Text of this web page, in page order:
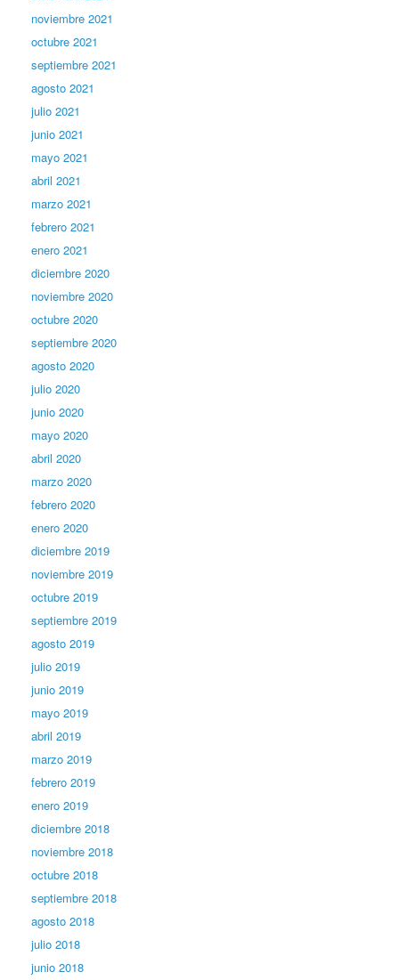
noviembre 2021
octubre 2021
septiembre 2021
agosto 2021
julio 2021
junio 2021
mayo 2021
abril 2021
marzo 2021
febrero 2021
enero 2021
diciembre 2020
noviembre 2020
octubre 2020
septiembre 2020
agosto 2020
julio 2020
junio 2020
mayo 2020
abril 2020
marzo 2020
febrero 2020
enero 2020
diciembre 2019
noviembre 2019
octubre 2019
septiembre 2019
agosto 2019
julio 2019
junio 2019
mayo 2019
abril 2019
marzo 2019
febrero 2019
enero 2019
diciembre 2018
noviembre 2018
octubre 2018
septiembre 2018
agosto 2018
julio 2018
junio 2018